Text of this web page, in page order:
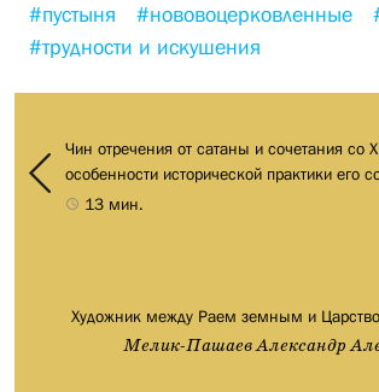
#пустыня #нововоцерковленные
#трудности и искушения
Чин отречения от сатаны и сочетания со
особенности исторической практики его
13 мин.
Художник между Раем земным и
Мелик-Пашаев Александр